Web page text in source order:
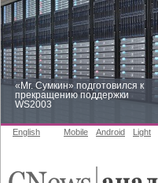
«Mr. Сумкин» подготовился к
прекращению поддержки
WS2003
English Mobile Android Light